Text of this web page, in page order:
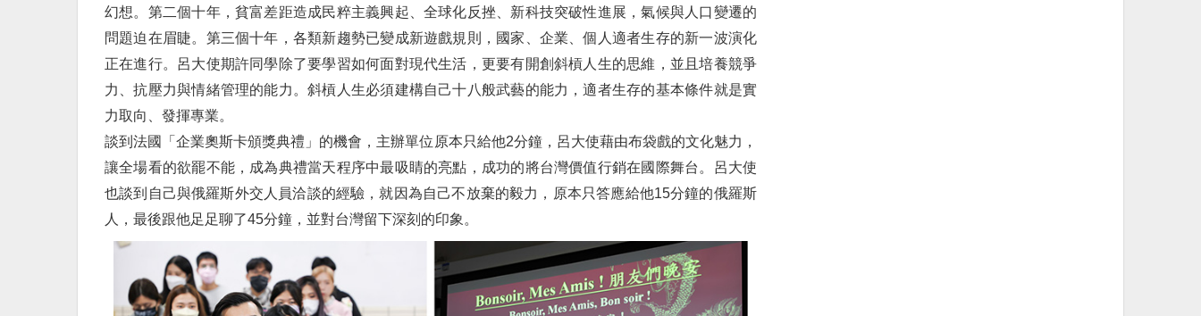
幻想。第二個十年，貧富差距造成民粹主義興起、全球化反挫、新科技突破性進展，氣候與人口變遷的
問題迫在眉睫。第三個十年，各類新趨勢已變成新遊戲規則，國家、企業、個人適者生存的新一波演化
正在進行。呂大使期許同學除了要學習如何面對現代生活，更要有開創斜槓人生的思維，並且培養競爭
力、抗壓力與情緒管理的能力。斜槓人生必須建構自己十八般武藝的能力，適者生存的基本條件就是實
力取向、發揮專業。
談到法國「企業奧斯卡頒獎典禮」的機會，主辦單位原本只給他2分鐘，呂大使藉由布袋戲的文化魅力，
讓全場看的欲罷不能，成為典禮當天程序中最吸睛的亮點，成功的將台灣價值行銷在國際舞台。呂大使
也談到自己與俄羅斯外交人員洽談的經驗，就因為自己不放棄的毅力，原本只答應給他15分鐘的俄羅斯
人，最後跟他足足聊了45分鐘，並對台灣留下深刻的印象。